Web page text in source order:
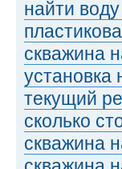
найти
скважина
установка
текущий
сколько
скважина